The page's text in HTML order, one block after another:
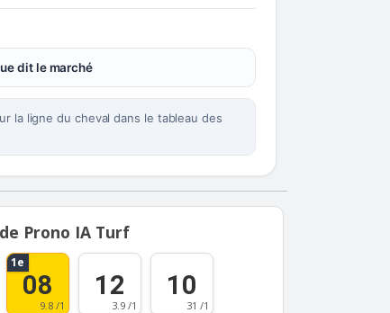
dit le marché
la ligne du cheval dans le tableau des
Prono IA Turf
1e
08
9.8 /1
12
3.9 /1
10
31 /1